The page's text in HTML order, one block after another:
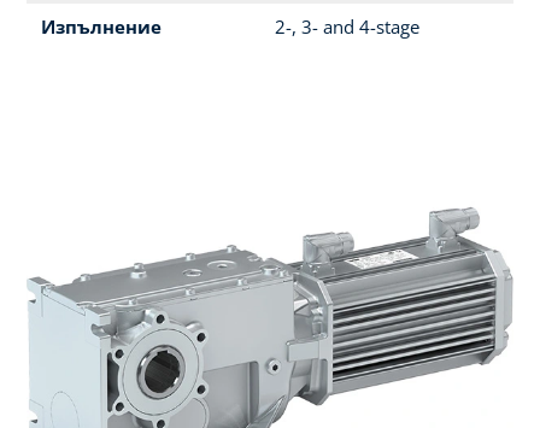
Изпълнение 2-, 3- and 4-stage